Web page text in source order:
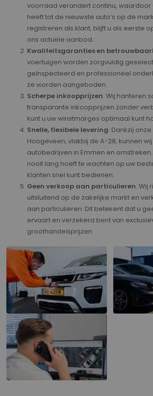
voorraad verandert continu, waardoor
heeft tot de nieuwste auto’s op de
registreren als klant, blijft u als eerste
ons actuele aanbod.
Kwaliteitsgaranties en
voertuigen worden zorgvuldig
geïnspecteerd en professioneel
ze worden aangeboden.
Scherpe inkoopprijzen. Wij hanteren
transparante inkoopprijzen zonder
kunt u uw winstmarges optimaal kunt
Snelle, flexibele levering. Dankzij
Hoogeveen, vlakbij de A-28, kunnen
autobedrijven in Emmen en
nooit lang hoeft te wachten op uw
klanten snel kunt bedienen.
Geen verkoop aan particulieren. Wij
uitsluitend op de zakelijke markt en
aan particulieren. Dit betekent dat u
ervaart en verzekerd bent van
groothandelsprijzen.